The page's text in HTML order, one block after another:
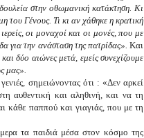
στην οθωμανική κατάκτηση. Κι
του Γένους. Τι κι αν χάθηκε η κρατική
οι μοναχοί και οι μονές, που με
για την ανάσταση της πατρίδας». Και
δύο αιώνες μετά, εμείς συνεχίζουμε
μας».
σημειώνοντας ότι : «Δεν αρκεί
αυθεντική και αληθινή, και να τη
κάθε παππού και γιαγιάς, που με τη
τα παιδιά μέσα στον κόσμο της